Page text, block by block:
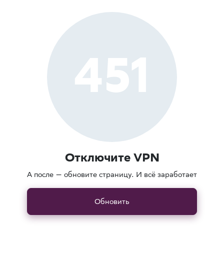
451
Отключите VPN
А после — обновите страницу. И всё заработает
Обновить